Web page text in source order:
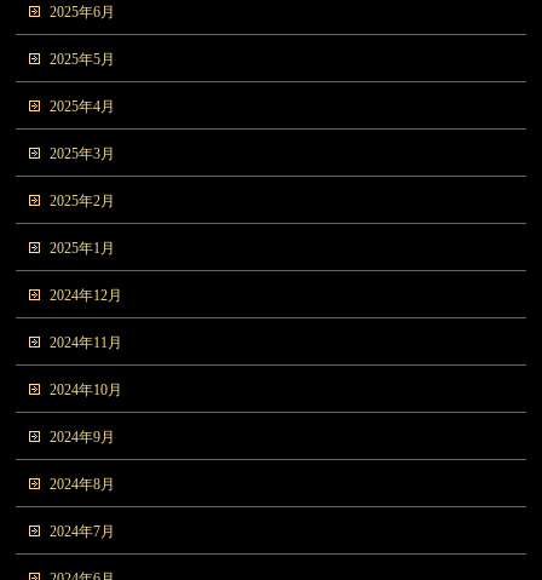
2025年6月
2025年5月
2025年4月
2025年3月
2025年2月
2025年1月
2024年12月
2024年11月
2024年10月
2024年9月
2024年8月
2024年7月